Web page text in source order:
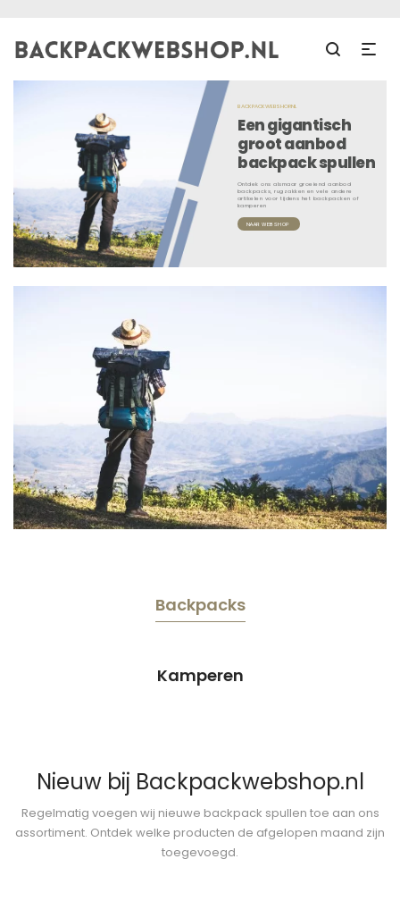
BACKPACKWEBSHOP.NL
Een gigantisch
groot aanbod
backpack spullen
Ontdek ons alsmaar groeiend aanbod
backpacks, rugzakken en vele andere
artikelen voor tijdens het backpacken of
kamperen
NAAR WEBSHOP
Backpacks
Kamperen
Nieuw bij Backpackwebshop.nl
Regelmatig voegen wij nieuwe backpack spullen toe aan ons
assortiment. Ontdek welke producten de afgelopen maand zijn
toegevoegd.